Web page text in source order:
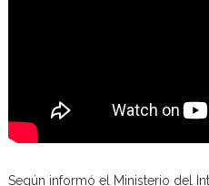
Según informó el Ministerio del